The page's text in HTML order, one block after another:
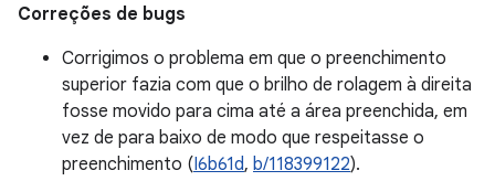
Correções de bugs
Corrigimos o problema em que o preenchimento
superior fazia com que o brilho de rolagem à direita
fosse movido para cima até a área preenchida, em
vez de para baixo de modo que respeitasse o
preenchimento (I6b61d, b/118399122).